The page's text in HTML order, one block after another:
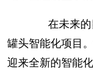
在未来的
罐头智能化项目
迎来全新的智能化